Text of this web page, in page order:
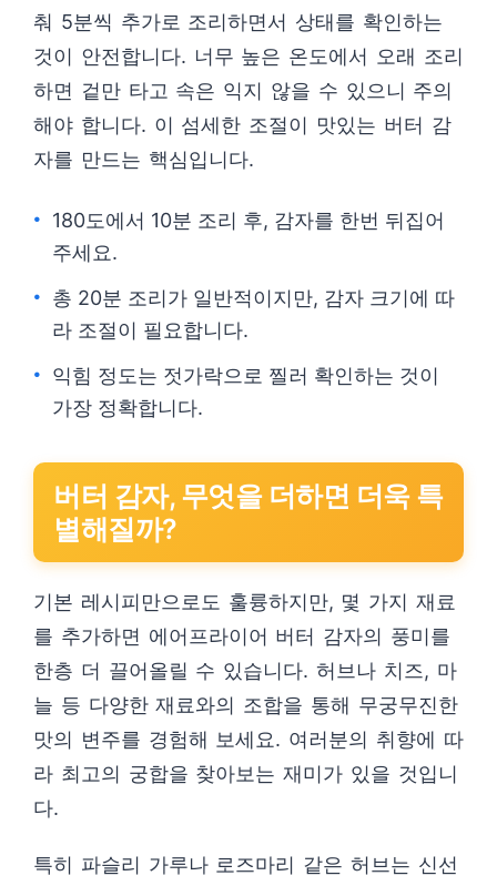
춰 5분씩 추가로 조리하면서 상태를 확인하는
것이 안전합니다. 너무 높은 온도에서 오래 조리
하면 겉만 타고 속은 익지 않을 수 있으니 주의
해야 합니다. 이 섬세한 조절이 맛있는 버터 감
자를 만드는 핵심입니다.
180도에서 10분 조리 후, 감자를 한번 뒤집어
주세요.
총 20분 조리가 일반적이지만, 감자 크기에 따
라 조절이 필요합니다.
익힘 정도는 젓가락으로 찔러 확인하는 것이
가장 정확합니다.
버터 감자, 무엇을 더하면 더욱 특
별해질까?
기본 레시피만으로도 훌륭하지만, 몇 가지 재료
를 추가하면 에어프라이어 버터 감자의 풍미를
한층 더 끌어올릴 수 있습니다. 허브나 치즈, 마
늘 등 다양한 재료와의 조합을 통해 무궁무진한
맛의 변주를 경험해 보세요. 여러분의 취향에 따
라 최고의 궁합을 찾아보는 재미가 있을 것입니
다.
특히 파슬리 가루나 로즈마리 같은 허브는 신선